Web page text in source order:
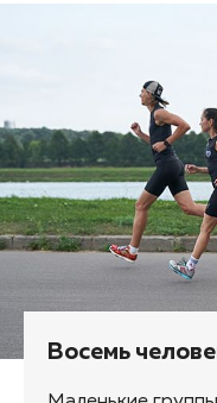
Восемь